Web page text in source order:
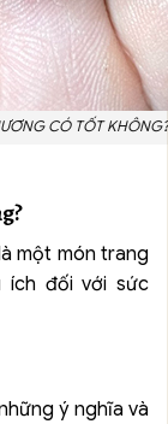
CÓ TỐT KHÔNG?
một món trang
ích đối với sức
ý nghĩa và